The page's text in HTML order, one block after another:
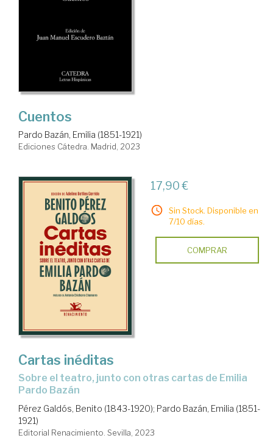
Cuentos
Pardo Bazán, Emilia (1851-1921)
Ediciones Cátedra. Madrid, 2023
17,90 €
Sin Stock. Disponible en
7/10 días.
COMPRAR
Cartas inéditas
sobre el teatro, junto con otras cartas de Emilia
Pardo Bazán
Pérez Galdós, Benito (1843-1920); Pardo Bazán, Emilia (1851-
1921)
Editorial Renacimiento. Sevilla, 2023